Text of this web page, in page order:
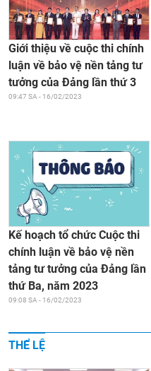
Giới thiệu về cuộc thi chính
luận về bảo vệ nền tảng tư
tưởng của Đảng lần thứ 3
09:47 SA - 16/02/2023
Kế hoạch tổ chức Cuộc thi
chính luận về bảo vệ nền
tảng tư tưởng của Đảng lần
thứ Ba, năm 2023
09:08 SA - 16/02/2023
THỂ LỆ